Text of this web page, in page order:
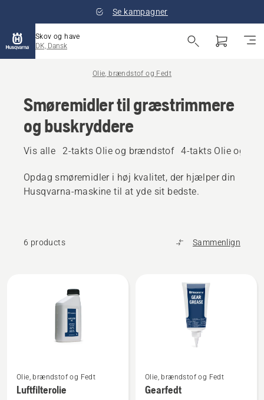
Se kampagner
Skov og have
DK, Dansk
Olie, brændstof og Fedt
Smøremidler til græstrimmere
og buskryddere
Vis alle 2-takts Olie og brændstof 4-takts Olie og
Opdag smøremidler i høj kvalitet, der hjælper din
Husqvarna-maskine til at yde sit bedste.
6 products Sammenlign
produkter
flere
detaljer
Olie, brændstof og Fedt
Luftfilterolie
flere
detaljer
Olie, brændstof og Fedt
Gearfedt